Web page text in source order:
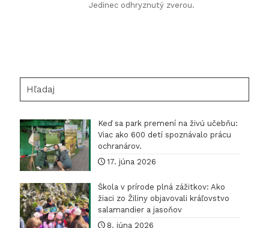
Jedinec odhryznutý zverou.
Keď sa park premení na živú učebňu:
Viac ako 600 detí spoznávalo prácu
ochranárov.
17. júna 2026
Škola v prírode plná zážitkov: Ako
žiaci zo Žiliny objavovali kráľovstvo
salamandier a jasoňov
8. júna 2026